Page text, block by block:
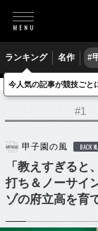
ランキング 名作 #
野球 高校野球
#1
甲子園の風 BACK
「教えすぎる
打ち＆ノーサイ
ゾの府立高を育
今人気の記事が競技ごと